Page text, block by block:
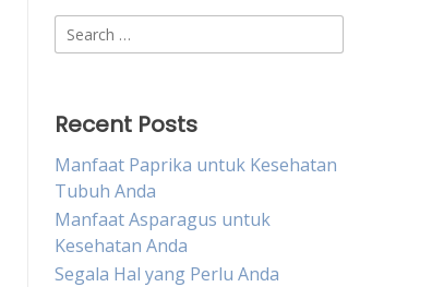
Search
for:
Recent Posts
Manfaat Paprika untuk Kesehatan
Tubuh Anda
Manfaat Asparagus untuk
Kesehatan Anda
Segala Hal yang Perlu Anda